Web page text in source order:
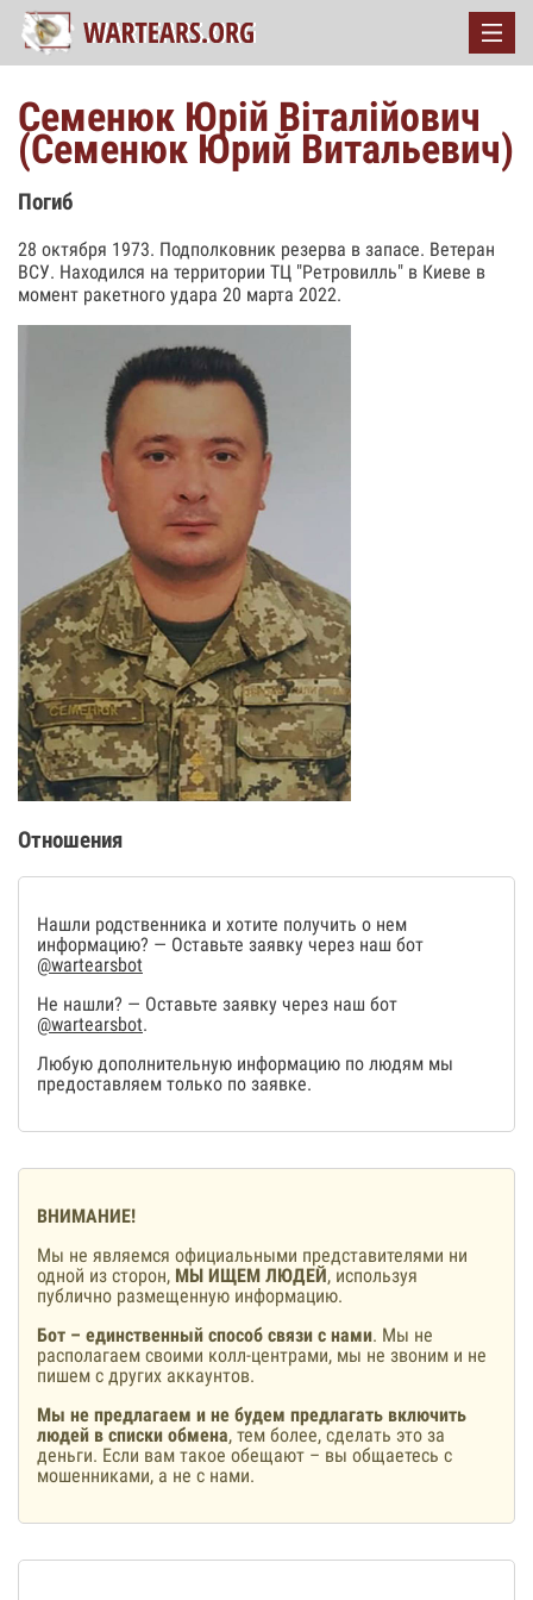
Семенюк Юрій Віталійович
(Семенюк Юрий Витальевич)
Погиб
28 октября 1973. Подполковник резерва в запасе. Ветеран
ВСУ. Находился на территории ТЦ "Ретровилль" в Киеве в
момент ракетного удара 20 марта 2022.
Отношения
Нашли родственника и хотите получить о нем
информацию? — Оставьте заявку через наш бот
@wartearsbot
Не нашли? — Оставьте заявку через наш бот
@wartearsbot.
Любую дополнительную информацию по людям мы
предоставляем только по заявке.
ВНИМАНИЕ!
Мы не являемся официальными представителями ни
одной из сторон, МЫ ИЩЕМ ЛЮДЕЙ, используя
публично размещенную информацию.
Бот – единственный способ связи с нами. Мы не
располагаем своими колл-центрами, мы не звоним и не
пишем с других аккаунтов.
Мы не предлагаем и не будем предлагать включить
людей в списки обмена, тем более, сделать это за
деньги. Если вам такое обещают – вы общаетесь с
мошенниками, а не с нами.